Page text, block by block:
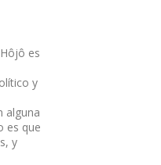
es
y
alguna
es que
y